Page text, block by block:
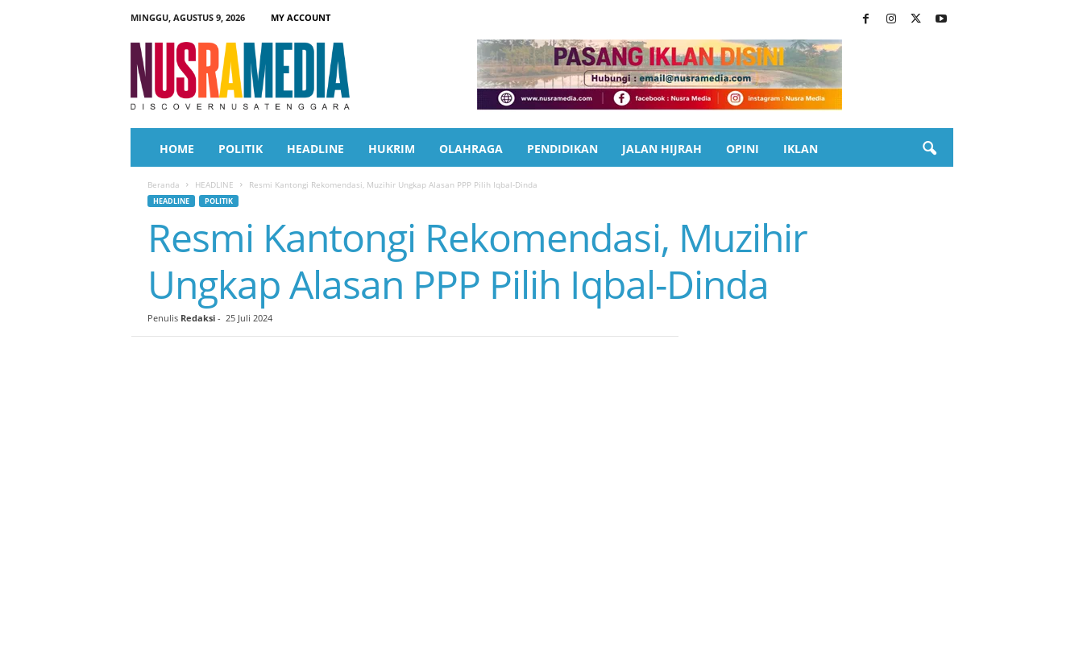
MINGGU, AGUSTUS 9, 2026
MY ACCOUNT
a
HOME POLITIK HEADLINE HUKRIM OLAHRAGA PENDIDIKAN JALAN HIJRAH OPINI IKLAN
Beranda HEADLINE Resmi Kantongi Rekomendasi, Muzihir Ungkap Alasan PPP Pilih Iqbal-Dinda
HEADLINE POLITIK
Resmi Kantongi Rekomendasi, Muzihir
Ungkap Alasan PPP Pilih Iqbal-Dinda
Penulis Redaksi- 25 Juli 2024